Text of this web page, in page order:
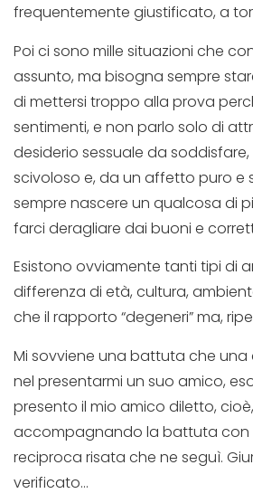
frequentemente giustificato, a
Poi ci sono mille situazioni che
assunto, ma bisogna sempre
di mettersi troppo alla prova
sentimenti, e non parlo solo di
desiderio sessuale da
scivoloso e, da un affetto puro e
sempre nascere un qualcosa di
farci deragliare dai buoni e
Esistono ovviamente tanti tipi di
differenza di età, cultura,
che il rapporto “degeneri” ma,
Mi sovviene una battuta che una
nel presentarmi un suo amico,
presento il mio amico diletto, cioè,
accompagnando la battuta con
reciproca risata che ne seguì.
verificato…